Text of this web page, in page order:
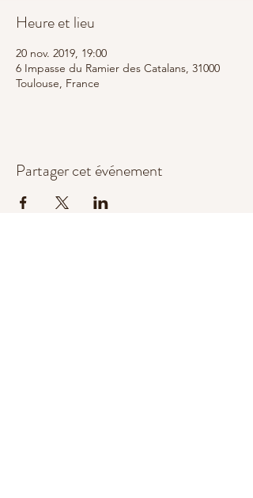
Heure et lieu
20 nov. 2019, 19:00
6 Impasse du Ramier des Catalans, 31000
Toulouse, France
Partager cet événement